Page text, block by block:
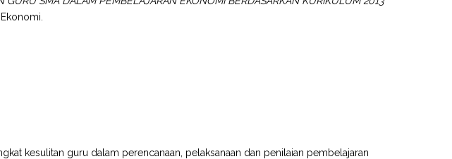
kesulitan guru dalam perencanaan, pelaksanaan dan penilaian pembelajaran